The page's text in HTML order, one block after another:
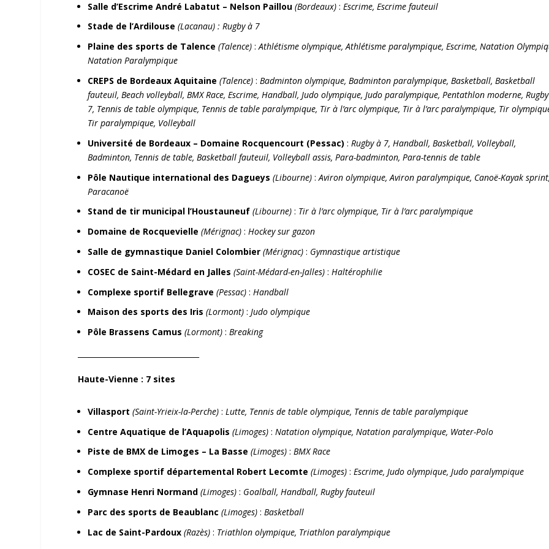
Salle d’Escrime André Labatut – Nelson Paillou (Bordeaux) : Escrime, Escrime fauteuil
Stade de l’Ardilouse (Lacanau) : Rugby à 7
Plaine des sports de Talence (Talence) :Athlétisme olympique, Athlétisme paralympique, Escrime, Natation
Natation Paralympique
CREPS de Bordeaux Aquitaine(Talence):Badminton olympique, Badminton paralympique, Basketball, Basketball
fauteuil, Beach volleyball, BMX Race, Escrime, Handball, Judo olympique, Judo paralympique, Pentathlon moderne,
7, Tennis de table olympique, Tennis de table paralympique, Tir à l’arc olympique, Tir à l’arc paralympique, Tir
Tir paralympique, Volleyball
Université de Bordeaux – Domaine Rocquencourt (Pessac):Rugby à 7,Handball, Basketball, Volleyball,
Badminton, Tennis de table, Basketball fauteuil, Volleyball assis, Para-badminton, Para-tennis de table
Pôle Nautique international des Dagueys (Libourne) :Aviron olympique, Aviron paralympique, Canoë-Kayak sprint,
Paracanoë
Stand de tir municipal l’Houstauneuf (Libourne) : Tir à l’arc olympique, Tir à l’arc paralympique
Domaine de Rocquevielle (Mérignac) : Hockey sur gazon
Salle de gymnastique Daniel Colombier (Mérignac) : Gymnastique artistique
COSEC de Saint-Médard en Jalles (Saint-Médard-en-Jalles) :Haltérophilie
Complexe sportif Bellegrave(Pessac) : Handball
Maison des sports des Iris(Lormont) :Judo olympique
Pôle Brassens Camus (Lormont) :Breaking
Haute-Vienne : 7 sites
Villasport(Saint-Yrieix-la-Perche) : Lutte, Tennis de table olympique, Tennis de table paralympique
Centre Aquatique de l’Aquapolis (Limoges) :Natation olympique, Natation paralympique, Water-Polo
Piste de BMX de Limoges – La Basse (Limoges) :BMX Race
Complexe sportif départemental Robert Lecomte(Limoges) :Escrime, Judo olympique, Judo paralympique
Gymnase Henri Normand(Limoges) : Goalball, Handball, Rugby fauteuil
Parc des sports de Beaublanc(Limoges) : Basketball
Lac de Saint-Pardoux (Razès) : Triathlon olympique, Triathlon paralympique